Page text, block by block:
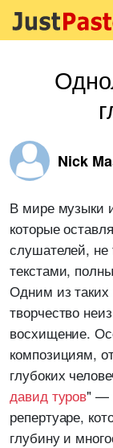
Nick
В мире музыки
которые
слушателей, не
текстами,
Одним из таких
творчество
восхищение.
композициям,
глубоких
давид туров" —
репертуаре,
глубину и